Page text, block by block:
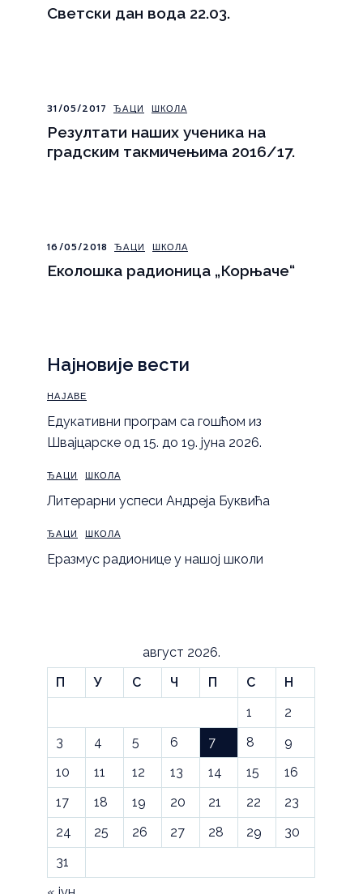
Светски дан вода 22.03.
31/05/2017 ЂАЦИ ШКОЛА
Резултати наших ученика на
градским такмичењима 2016/17.
16/05/2018 ЂАЦИ ШКОЛА
Еколошка радионица „Корњаче“
Најновије вести
НАЈАВЕ
Eдукативни програм са гошћом из
Швајцарске од 15. до 19. јуна 2026.
ЂАЦИ ШКОЛА
Литерарни успеси Андреја Буквића
ЂАЦИ ШКОЛА
Еразмус радионице у нашој школи
август 2026.
П
У С Ч П С
Н
1
2
3
4 5 6 7 8
9
10
11 12 13 14 15
16
17
18 19 20 21 22
23
24
25 26 27 28 29
30
31